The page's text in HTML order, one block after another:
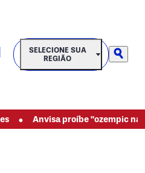
SELECIONE SUA REGIÃO
SELECIONE SUA
REGIÃO
• Anvisa proíbe "ozempic